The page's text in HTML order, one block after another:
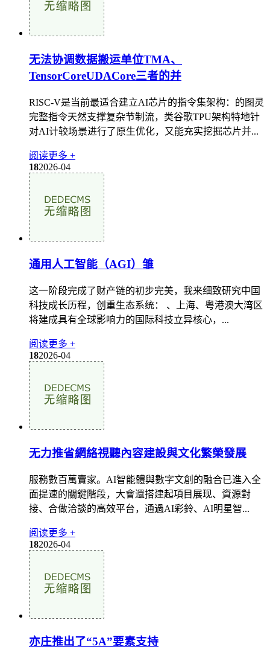
无法协调数据搬运单位TMA、
TensorCoreUDACore三者的并
RISC-V是当前最适合建立AI芯片的指令集架构：的图灵
完整指令天然支撑复杂节制流，类谷歌TPU架构特地针
对AI计较场景进行了原生优化，又能充实挖掘芯片并...
阅读更多 +
182026-04
通用人工智能（AGI）雏
这一阶段完成了财产链的初步完美，我来细致研究中国
科技成长历程，创重生态系统： 、上海、粤港澳大湾区
将建成具有全球影响力的国际科技立异核心，...
阅读更多 +
182026-04
无力推省網絡視聽內容建設與文化繁榮發展
服務數百萬賣家。AI智能體與數字文創的融合已進入全
面提速的關鍵階段，大會還搭建起項目展现、資源對
接、合做洽談的高效平台，通過AI彩鈴、AI明星智...
阅读更多 +
182026-04
亦庄推出了“5A”要素支持